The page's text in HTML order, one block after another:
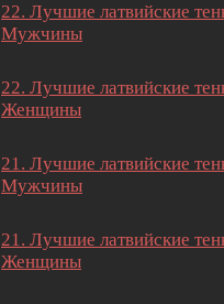
22. Лучшие латвийские
Мужчины
22. Лучшие латвийские
Женщины
21. Лучшие латвийские
Мужчины
21. Лучшие латвийские
Женщины